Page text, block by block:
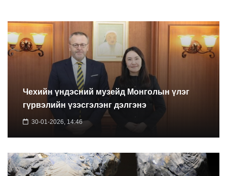
Чехийн үндэсний музейд Монголын үлэг
гүрвэлийн үзэсгэлэнг дэлгэнэ
30-01-2026, 14:46